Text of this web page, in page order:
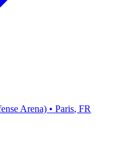
Arena) • Paris, FR